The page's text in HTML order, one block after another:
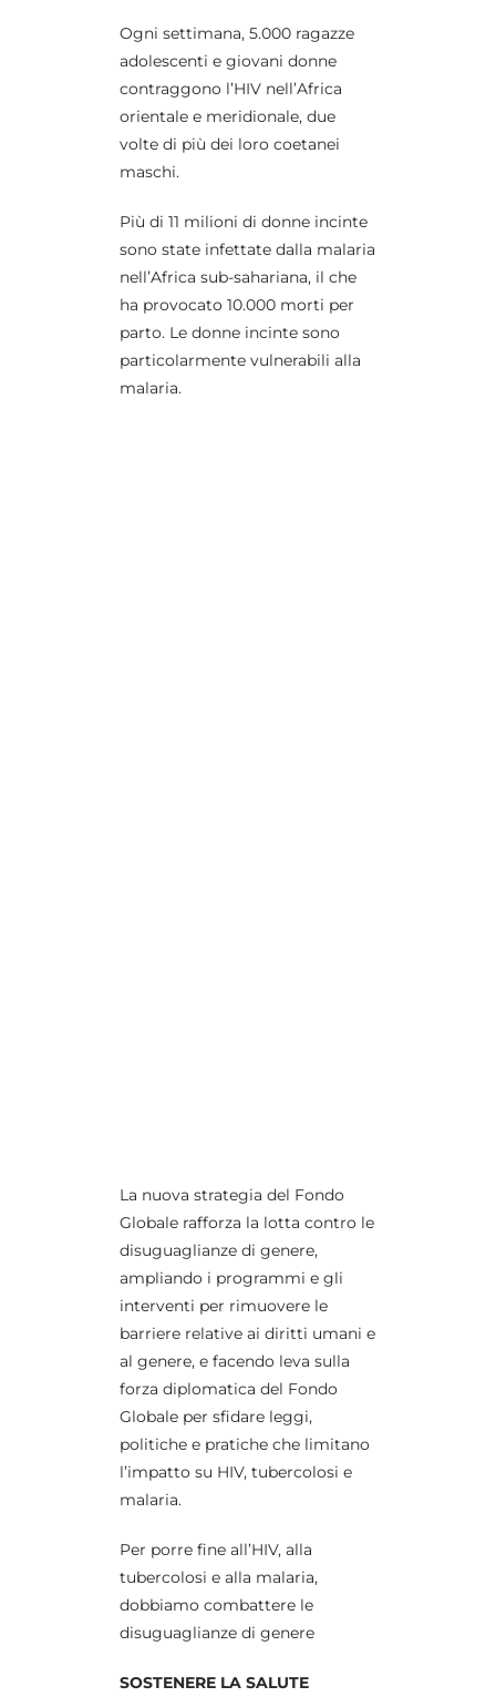
Ogni settimana, 5.000 ragazze
adolescenti e giovani donne
contraggono l’HIV nell’Africa
orientale e meridionale, due
volte di più dei loro coetanei
maschi.
Più di 11 milioni di donne incinte
sono state infettate dalla malaria
nell’Africa sub-sahariana, il che
ha provocato 10.000 morti per
parto. Le donne incinte sono
particolarmente vulnerabili alla
malaria.
La nuova strategia del Fondo
Globale rafforza la lotta contro le
disuguaglianze di genere,
ampliando i programmi e gli
interventi per rimuovere le
barriere relative ai diritti umani e
al genere, e facendo leva sulla
forza diplomatica del Fondo
Globale per sfidare leggi,
politiche e pratiche che limitano
l’impatto su HIV, tubercolosi e
malaria.
Per porre fine all’HIV, alla
tubercolosi e alla malaria,
dobbiamo combattere le
disuguaglianze di genere
SOSTENERE LA SALUTE